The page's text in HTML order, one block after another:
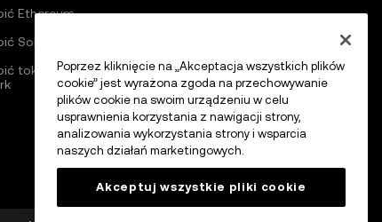
Ethereum
Solanę
token PiPoprzez kliknięcie na „Akceptacja wszystkich plików
cookie” jest wyrażona zgoda na przechowywanie
plików cookie na swoim urządzeniu w celu
usprawnienia korzystania z nawigacji strony,
analizowania wykorzystania strony i wsparcia
naszych działań marketingowych.
Akceptuj wszystkie pliki cookie